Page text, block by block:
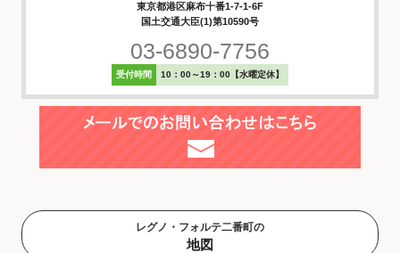
東京都港区麻布十番1-7-1-6F
国土交通大臣(1)第10590号
03-6890-7756
受付時間 10：00～19：00【水曜定休】
レグノ・フォルテ二番町の
地図